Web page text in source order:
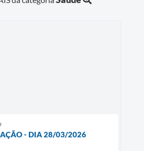
- DIA 28/03/2026